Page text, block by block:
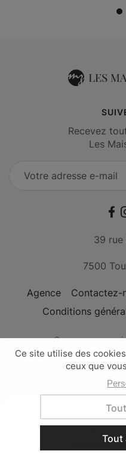
L'esprit
BELGIQUE -
Agence Contactez-
Conditions
39 rue
7500
Recevez
Les
Les Maisons de
Conçu avec